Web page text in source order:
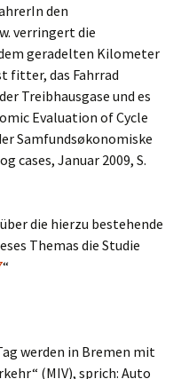
den
verringert die
geradelten Kilometer
fitter, das Fahrrad
Treibhausgase und es
Evaluation of Cycle
Samfundsøkonomiske
cases, Januar 2009, S.
die hierzu bestehende
Themas die Studie
“
werden in Bremen mit
(MIV), sprich: Auto